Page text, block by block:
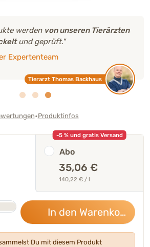
werden von unseren Tierärzten
und geprüft."
Expertenteam
Tierarzt Thomas Backhaus
•Produktinfos
-5 % und gratis Versand
Abo
35,06 €
140,22 € / l
In den Warenkorb
Du mit diesem Produkt